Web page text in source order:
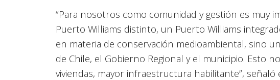
“Para nosotros como comunidad y gestión es muy
Puerto Williams distinto, un Puerto Williams
en materia de conservación medioambiental, sino
de Chile, el Gobierno Regional y el municipio. Esto
viviendas, mayor infraestructura habilitante”, señaló